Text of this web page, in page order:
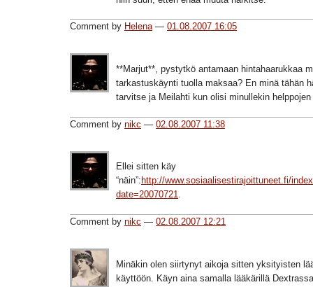
Comment by Helena— 01.08.2007 16:05
**Marjut**, pystytkö antamaan hintahaarukkaa
tarkastuskäynti tuolla maksaa? En minä tähän
tarvitse ja Meilahti kun olisi minullekin
Comment by nikc — 02.08.2007 11:38
Ellei sitten käy
“näin”: http://www.sosiaalisestirajoittuneet.fi/
date=20070721.
Comment by nikc — 02.08.2007 12:21
Minäkin olen siirtynyt aikoja sitten yksityisten
käyttöön. Käyn aina samalla lääkärillä